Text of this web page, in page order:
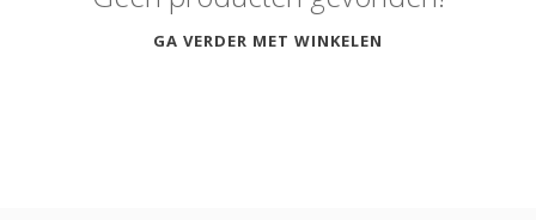
GA VERDER MET WINKELEN